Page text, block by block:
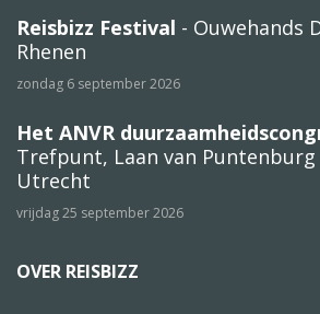
Reisbizz Festival - Ouwehands
Rhenen
zondag 6 september 2026
Het ANVR
Trefpunt, Laan van Puntenburg
Utrecht
vrijdag 25 september 2026
OVER REISBIZZ